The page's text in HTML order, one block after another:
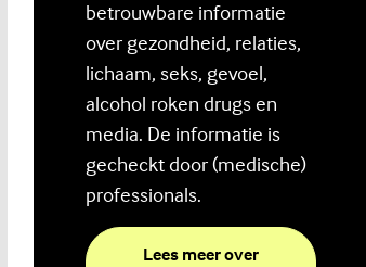
betrouwbare informatie
over gezondheid, relaties,
lichaam, seks, gevoel,
alcohol roken drugs en
media. De informatie is
gecheckt door (medische)
professionals.
Lees meer over